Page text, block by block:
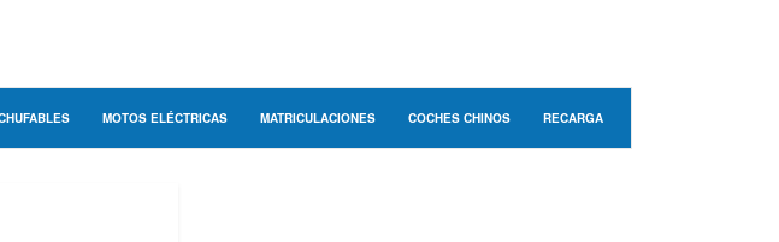
MOTOS ELÉCTRICAS MATRICULACIONES COCHES CHINOS RECARGA